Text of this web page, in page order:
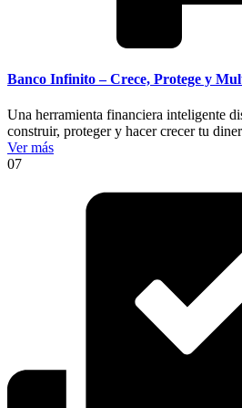
Banco Infinito – Crece, Protege y
Una herramienta financiera inteligente
construir, proteger y hacer crecer tu
Ver más
07